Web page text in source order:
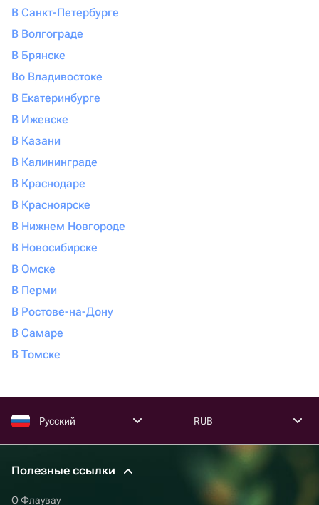
В Санкт-Петербурге
В Волгограде
В Брянске
Во Владивостоке
В Екатеринбурге
В Ижевске
В Казани
В Калининграде
В Краснодаре
В Красноярске
В Нижнем Новгороде
В Новосибирске
В Омске
В Перми
В Ростове-на-Дону
В Самаре
В Томске
Русский RUB
Полезные ссылки
О Флаувау